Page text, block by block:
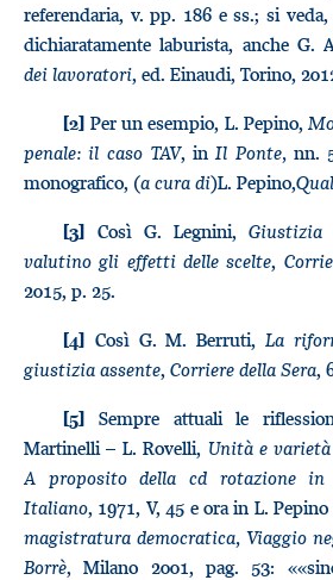
referendaria, v. pp. 186 e ss.; si
dichiaratamente laburista, anche G.
dei lavoratori, ed. Einaudi, Torino,
[2] Per un esempio, L. Pepino,
penale: il caso TAV, inIl Ponte, nn.
monografico, (a cura di)L. Pepino,
[3] Così G. Legnini, Giustizia
valutino gli effetti delle scelte,
2015, p. 25.
[4] Così G. M. Berruti, La
giustizia assente, Corriere della Sera,
[5] Sempre attuali le
Martinelli – L. Rovelli, Unità e
A proposito della cd rotazione in
Italiano, 1971, V, 45 e ora in L.
magistratura democratica, Viaggio
Borrè, Milano 2001, pag. 53: